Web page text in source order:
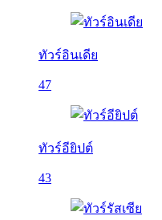
ทัวร์อินเดีย
47
ทัวร์อียิปต์
43